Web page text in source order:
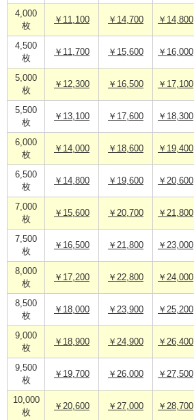
4,000
枚
￥11,100 ￥14,700 ￥14,800
4,500
枚
￥11,700 ￥15,600 ￥16,000
5,000
枚
￥12,300 ￥16,500 ￥17,100
5,500
枚
￥13,100 ￥17,600 ￥18,300
6,000
枚
￥14,000 ￥18,600 ￥19,400
6,500
枚
￥14,800 ￥19,600 ￥20,600
7,000
枚
￥15,600 ￥20,700 ￥21,800
7,500
枚
￥16,500 ￥21,800 ￥23,000
8,000
枚
￥17,200 ￥22,800 ￥24,000
8,500
枚
￥18,000 ￥23,900 ￥25,200
9,000
枚
￥18,900 ￥24,900 ￥26,400
9,500
枚
￥19,700 ￥26,000 ￥27,500
10,000
枚
￥20,600 ￥27,000 ￥28,700